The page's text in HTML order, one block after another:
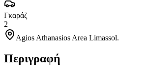
Γκαράζ
2
Agios Athanasios Area Limassol.
Περιγραφή